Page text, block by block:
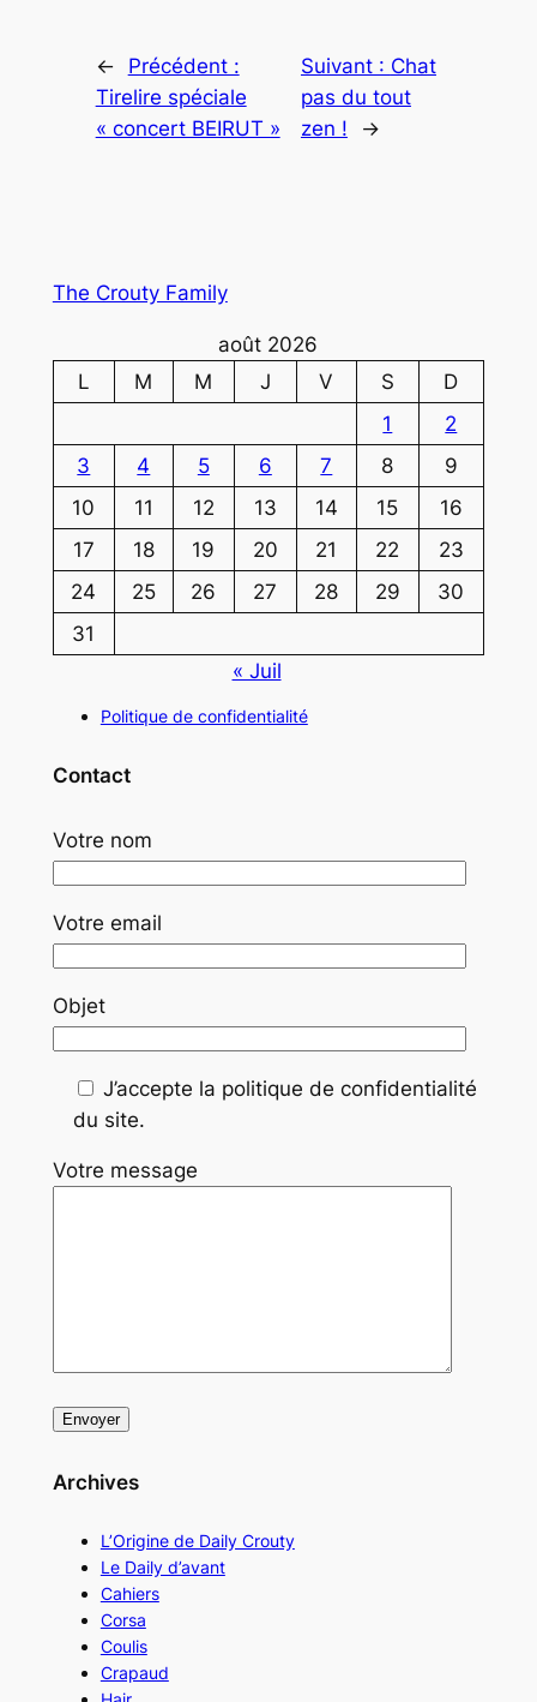
←
Précédent :
Tirelire spéciale
« concert BEIRUT »
Suivant : Chat
pas du tout
zen !
→
The Crouty Family
août 2026
L
M M J V S
D
1
2
3
4 5 6 7 8
9
10
11 12 13 14 15
16
17
18 19 20 21 22
23
24
25 26 27 28 29
30
31
« Juil
Politique de confidentialité
Contact
Votre nom
Votre email
Objet
J’accepte la politique de confidentialité
du site.
Votre message
Archives
L’Origine de Daily Crouty
Le Daily d’avant
Cahiers
Corsa
Coulis
Crapaud